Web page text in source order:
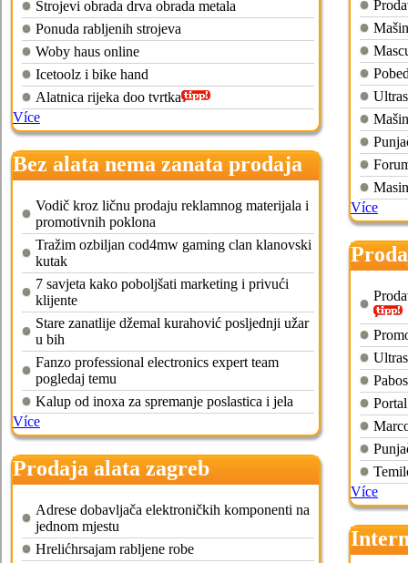
Strojevi obrada drva obrada metala
Ponuda rabljenih strojeva
Woby haus online
Icetoolz i bike hand
Alatnica rijeka doo tvrtka
Více
Bez alata nema zanata prodaja
alata
Vodič kroz ličnu prodaju reklamnog materijala i
promotivnih poklona
Tražim ozbiljan cod4mw gaming clan klanovski
kutak
7 savjeta kako poboljšati marketing i privući
klijente
Stare zanatlije džemal kurahović posljednji užar
u bih
Fanzo professional electronics expert team
pogledaj temu
Kalup od inoxa za spremanje poslastica i jela
Více
Prodaja alata zagreb
Adrese dobavljača elektroničkih komponenti na
jednom mjestu
Hrelićhrsajam rabljene robe
Více
Více